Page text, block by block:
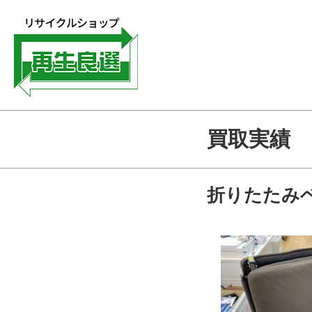
買取実績
折りたたみ